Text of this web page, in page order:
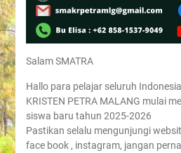
Salam SMATRA
Hallo para pelajar seluruh
KRISTEN PETRA MALANG mulai
siswa baru tahun 2025-2026
Pastikan selalu mengunjungi
face book , instagram, jangan